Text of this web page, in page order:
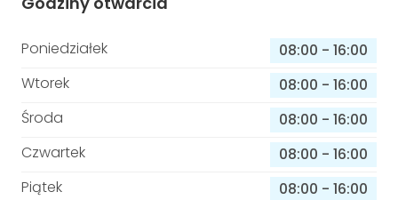
Poniedziałek 08:00 - 16:00
Wtorek
08:00 - 16:00
Środa
08:00 - 16:00
Czwartek
08:00 - 16:00
Piątek
08:00 - 16:00